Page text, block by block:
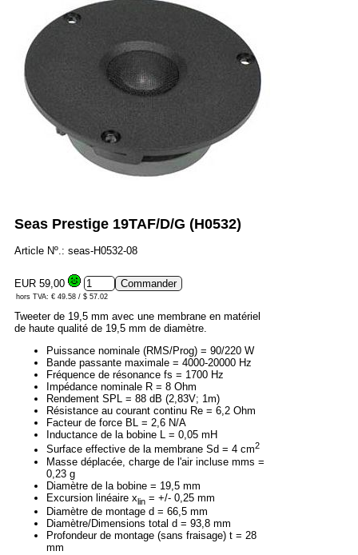
Seas Prestige 19TAF/D/G (H0532)
Article Nº.: seas-H0532-08
EUR 59,00
hors TVA: € 49.58 / $ 57.02
Tweeter de 19,5 mm avec une membrane en matériel
de haute qualité de 19,5 mm de diamètre.
Puissance nominale (RMS/Prog) = 90/220 W
Bande passante maximale = 4000-20000 Hz
Fréquence de résonance fs = 1700 Hz
Impédance nominale R = 8 Ohm
Rendement SPL = 88 dB (2,83V; 1m)
Résistance au courant continu Re = 6,2 Ohm
Facteur de force BL = 2,6 N/A
Inductance de la bobine L = 0,05 mH
Surface effective de la membrane Sd = 4 cm2
Masse déplacée, charge de l'air incluse mms =
0,23 g
Diamètre de la bobine = 19,5 mm
Excursion linéaire xlin = +/- 0,25 mm
Diamètre de montage d = 66,5 mm
Diamètre/Dimensions total d = 93,8 mm
Profondeur de montage (sans fraisage) t = 28
mm